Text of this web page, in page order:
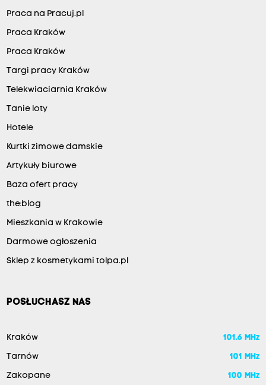
Praca na Pracuj.pl
Praca Kraków
Praca Kraków
Targi pracy Kraków
Telekwiaciarnia Kraków
Tanie loty
Hotele
Kurtki zimowe damskie
Artykuły biurowe
Baza ofert pracy
the:blog
Mieszkania w Krakowie
Darmowe ogłoszenia
Sklep z kosmetykami tolpa.pl
POSŁUCHASZ NAS
Kraków 101.6 MHz
Tarnów 101 MHz
Zakopane 100 MHz